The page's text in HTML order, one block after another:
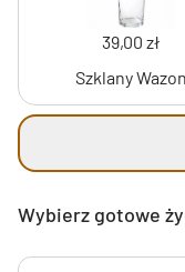
39,00 zł
Szklany Wazon
Wybierz gotowe